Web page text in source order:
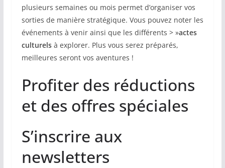
plusieurs semaines ou mois permet d’organiser vos
sorties de manière stratégique. Vous pouvez noter les
événements à venir ainsi que les différents > »actes
culturelsà explorer. Plus vous serez préparés,
meilleures seront vos aventures !
Profiter des réductions
et des offres spéciales
S’inscrire aux
newsletters